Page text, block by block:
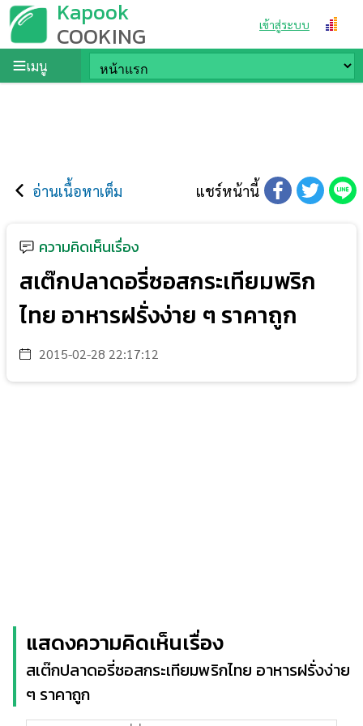
Kapook
COOKING เข้าสู่ระบบ
เมนู
อ่านเนื้อหาเต็ม แชร์หน้านี้
ความคิดเห็นเรื่อง
สเต๊กปลาดอรี่ซอสกระเทียมพริก
ไทย อาหารฝรั่งง่าย ๆ ราคาถูก
2015-02-28 22:17:12
แสดงความคิดเห็นเรื่อง
สเต๊กปลาดอรี่ซอสกระเทียมพริกไทย อาหารฝรั่งง่าย
ๆ ราคาถูก